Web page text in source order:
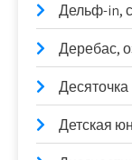
Дельф-in,
Деребас,
Десяточка
Детская